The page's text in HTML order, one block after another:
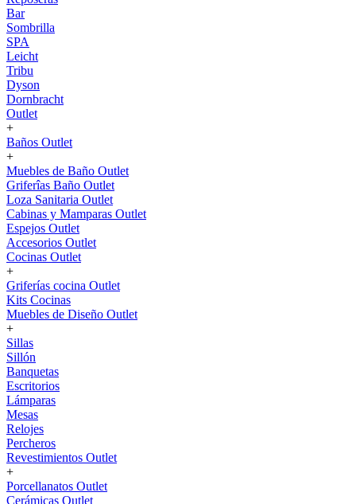
Bar
Sombrilla
SPA
Leicht
Tribu
Dyson
Dornbracht
Outlet
+
Baños Outlet
+
Muebles de Baño Outlet
Griferîas Baño Outlet
Loza Sanitaria Outlet
Cabinas y Mamparas Outlet
Espejos Outlet
Accesorios Outlet
Cocinas Outlet
+
Griferías cocina Outlet
Kits Cocinas
Muebles de Diseño Outlet
+
Sillas
Sillón
Banquetas
Escritorios
Lámparas
Mesas
Relojes
Percheros
Revestimientos Outlet
+
Porcellanatos Outlet
Cerámicas Outlet